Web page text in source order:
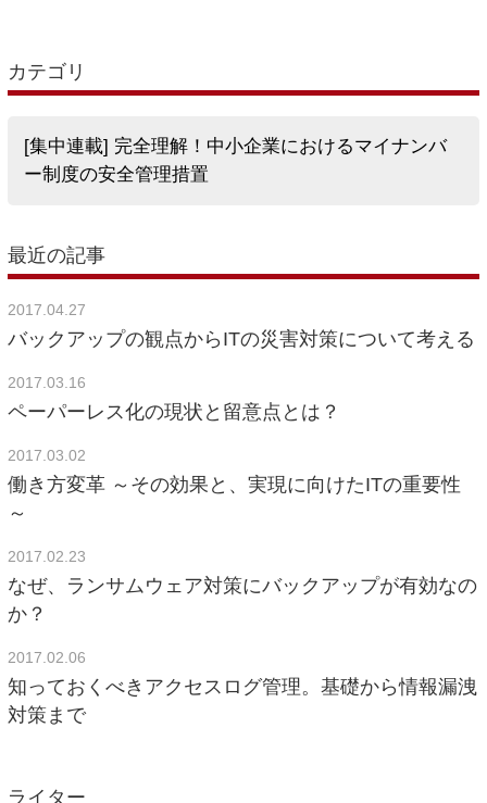
カテゴリ
[集中連載] 完全理解！中小企業におけるマイナンバ
ー制度の安全管理措置
最近の記事
2017.04.27
バックアップの観点からITの災害対策について考える
2017.03.16
ペーパーレス化の現状と留意点とは？
2017.03.02
働き方変革 ～その効果と、実現に向けたITの重要性
～
2017.02.23
なぜ、ランサムウェア対策にバックアップが有効なの
か？
2017.02.06
知っておくべきアクセスログ管理。基礎から情報漏洩
対策まで
ライター